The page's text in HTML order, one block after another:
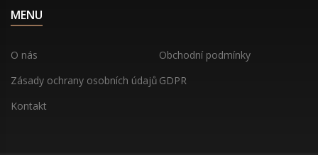
MENU
O nás
Obchodní podmínky
Zásady ochrany osobních údajů GDPR
Kontakt